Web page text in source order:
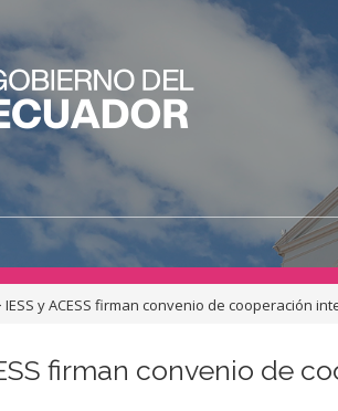
IESS y ACESS firman convenio de cooperación
firman convenio de